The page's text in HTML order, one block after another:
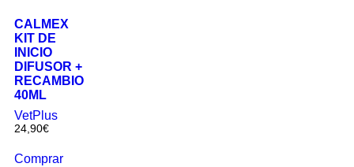
CALMEX
KIT DE
INICIO
DIFUSOR +
RECAMBIO
40ML
VetPlus
24,90€
Comprar